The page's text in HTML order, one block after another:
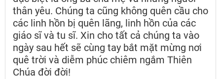
thân yêu. Chúng ta cũng không quên cầu cho
các linh hồn bị quên lãng, linh hồn của các
giáo sĩ và tu sĩ. Xin cho tất cả chúng ta vào
ngày sau hết sẽ cùng tay bắt mặt mừng nơi
quê trời và diễm phúc chiêm ngắm Thiên
Chúa đời đời!